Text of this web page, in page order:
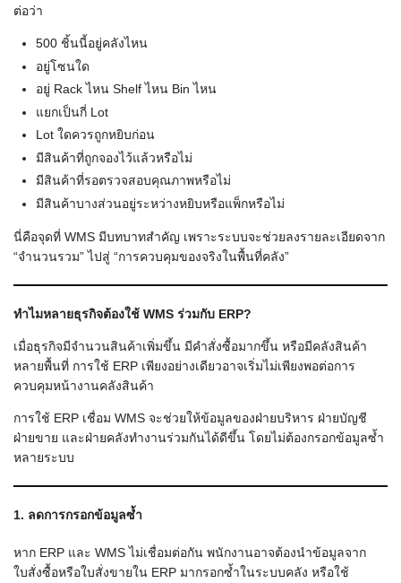
ต่อว่า
500 ชิ้นนี้อยู่คลังไหน
อยู่โซนใด
อยู่ Rack ไหน Shelf ไหน Bin ไหน
แยกเป็นกี่ Lot
Lot ใดควรถูกหยิบก่อน
มีสินค้าที่ถูกจองไว้แล้วหรือไม่
มีสินค้าที่รอตรวจสอบคุณภาพหรือไม่
มีสินค้าบางส่วนอยู่ระหว่างหยิบหรือแพ็กหรือไม่
นี่คือจุดที่ WMS มีบทบาทสำคัญ เพราะระบบจะช่วยลงรายละเอียดจาก
“จำนวนรวม” ไปสู่ “การควบคุมของจริงในพื้นที่คลัง”
ทำไมหลายธุรกิจต้องใช้ WMS ร่วมกับ ERP?
เมื่อธุรกิจมีจำนวนสินค้าเพิ่มขึ้น มีคำสั่งซื้อมากขึ้น หรือมีคลังสินค้า
หลายพื้นที่ การใช้ ERP เพียงอย่างเดียวอาจเริ่มไม่เพียงพอต่อการ
ควบคุมหน้างานคลังสินค้า
การใช้ ERP เชื่อม WMS จะช่วยให้ข้อมูลของฝ่ายบริหาร ฝ่ายบัญชี
ฝ่ายขาย และฝ่ายคลังทำงานร่วมกันได้ดีขึ้น โดยไม่ต้องกรอกข้อมูลซ้ำ
หลายระบบ
1. ลดการกรอกข้อมูลซ้ำ
หาก ERP และ WMS ไม่เชื่อมต่อกัน พนักงานอาจต้องนำข้อมูลจาก
ใบสั่งซื้อหรือใบสั่งขายใน ERP มากรอกซ้ำในระบบคลัง หรือใช้